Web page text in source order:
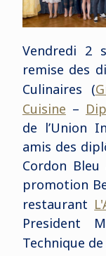
Vendredi 2
remise des
Culinaires (
Cuisine –
de l’Union
amis des
Cordon
promotion
restaurant
President
Technique de